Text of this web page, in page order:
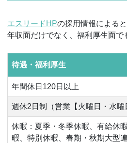
エスリードHPの採用情報による
年収面だけでなく、福利厚生面で
待遇・福利厚生
年間休日120日以上
週休2日制（営業【火曜日・水曜
休暇：夏季・冬季休暇、有給休
暇、特別休暇、春期・秋期大型